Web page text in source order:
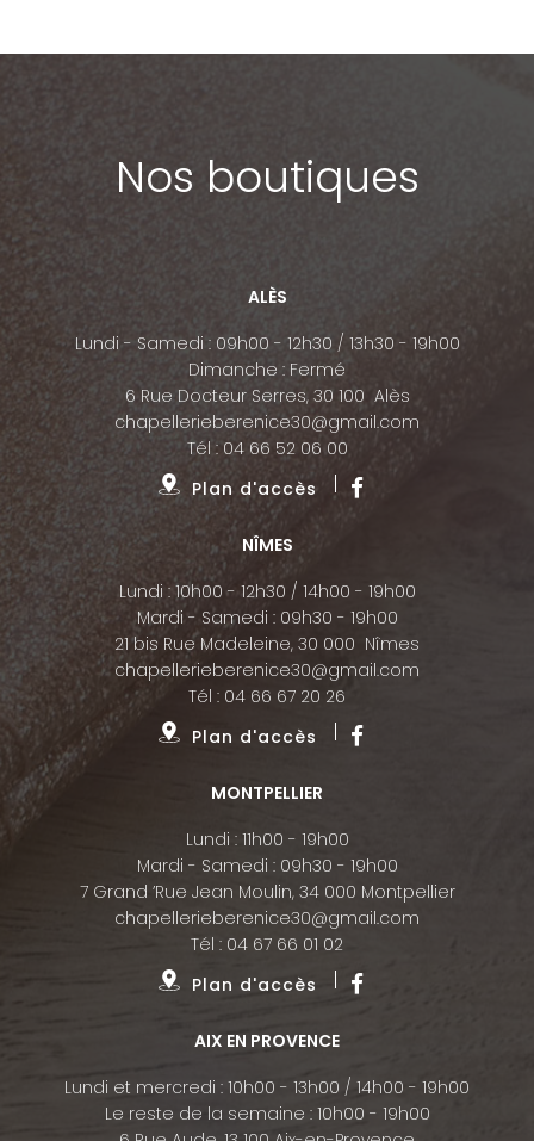
Nos boutiques
ALÈS
Lundi - Samedi : 09h00 - 12h30 / 13h30 - 19h00
Dimanche : Fermé
6 Rue Docteur Serres, 30 100 Alès
chapellerieberenice30@gmail.com
Tél : 04 66 52 06 00
Plan d'accès
NÎMES
Lundi : 10h00 - 12h30 / 14h00 - 19h00
Mardi - Samedi : 09h30 - 19h00
21 bis Rue Madeleine, 30 000 Nîmes
chapellerieberenice30@gmail.com
Tél : 04 66 67 20 26
Plan d'accès
MONTPELLIER
Lundi : 11h00 - 19h00
Mardi - Samedi : 09h30 - 19h00
7 Grand ’Rue Jean Moulin, 34 000 Montpellier
chapellerieberenice30@gmail.com
Tél : 04 67 66 01 02
Plan d'accès
AIX EN PROVENCE
Lundi et mercredi : 10h00 - 13h00 / 14h00 - 19h00
Le reste de la semaine : 10h00 - 19h00